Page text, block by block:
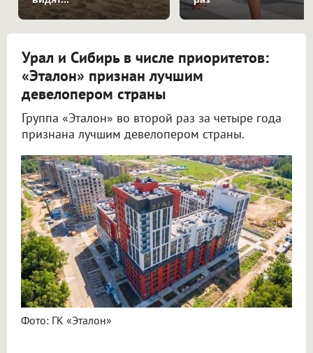
Урал и Сибирь в числе приоритетов:
«Эталон» признан лучшим
девелопером страны
Группа «Эталон» во второй раз за четыре года
признана лучшим девелопером страны.
Фото: ГК «Эталон»